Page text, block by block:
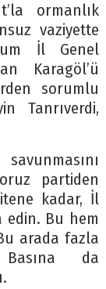
ormanlık
vaziyette
İl Genel
Karagöl’ü
sorumlu
Tanrıverdi,
partiden
kadar, İl
edin. Bu hem
arada fazla
da